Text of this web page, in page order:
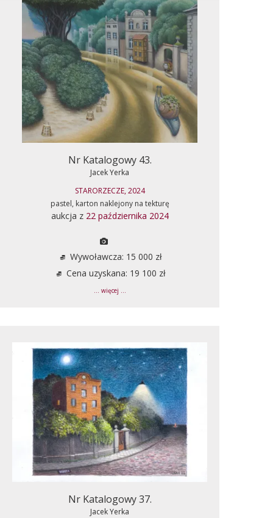
Nr Katalogowy 43.
Jacek Yerka
STARORZECZE, 2024
pastel, karton naklejony na tekturę
aukcja z 22 października 2024
Wywoławcza: 15 000 zł
Cena uzyskana: 19 100 zł
... więcej ...
Nr Katalogowy 37.
Jacek Yerka